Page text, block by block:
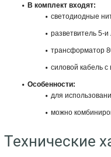
В комплект входят:
светодиодные
разветвитель 5-
трансформатор
силовой кабель с
Особенности:
для
можно
Технические